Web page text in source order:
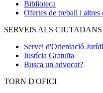
Biblioteca
Ofertes de treball i altres
SERVEIS ALS CIUTADANS
Servei d'Orientació
Justícia Gratuïta
Busca un advocat?
TORN D'OFICI